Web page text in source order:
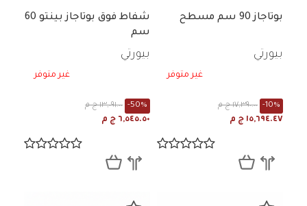
بوتاجاز 90 سم مسطح
بيورتي
غير متوفر
١٧,٣٩٠.٠٠ ج م -10%
١٥,٦٩٤.٤٧ ج م
شفاط فوق بوتاجاز بينتو 60
سم
بيورتي
غير متوفر
١٣,٠٩١.٠٠ ج م -50%
٦,٥٤٥.٥٠ ج م